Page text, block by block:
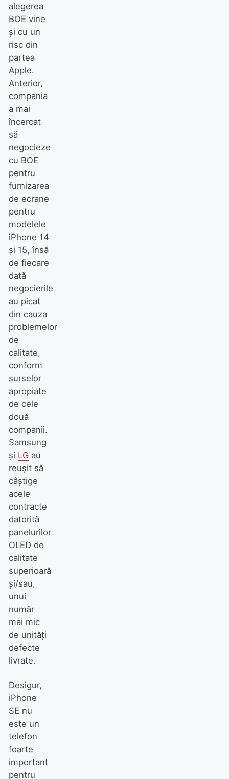
alegerea
BOE vine
și cu un
risc din
partea
Apple.
Anterior,
compania
a mai
încercat
să
negocieze
cu BOE
pentru
furnizarea
de ecrane
pentru
modelele
iPhone 14
și 15, însă
de fiecare
dată
negocierile
au picat
din cauza
problemelor
de
calitate,
conform
surselor
apropiate
de cele
două
companii.
Samsung
și LGau
reușit să
câștige
acele
contracte
datorită
panelurilor
OLED de
calitate
superioară
și/sau,
unui
număr
mai mic
de unități
defecte
livrate.
Desigur,
iPhone
SE nu
este un
telefon
foarte
important
pentru